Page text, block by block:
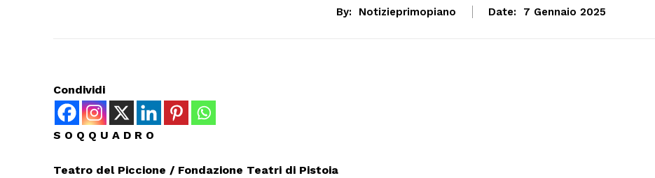
By: Notizieprimopiano Date: 7 Gennaio 2025
Condividi
S O Q Q U A D R O
Teatro del Piccione / Fondazione Teatri di Pistoia